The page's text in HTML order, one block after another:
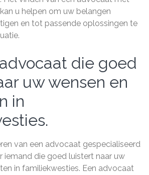
u helpen om uw belangen
en tot passende oplossingen te
die goed
uw wensen en
in
van een advocaat gespecialiseerd
iemand die goed luistert naar uw
in familiekwesties. Een advocaat